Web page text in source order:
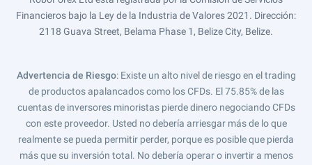
Financieros bajo la Ley de la Industria de Valores 2021. Dirección:
2118 Guava Street, Belama Phase 1, Belize City, Belize.
Advertencia de Riesgo: Existe un alto nivel de riesgo en el trading
de productos apalancados como los CFDs. El 75.85% de las
cuentas de inversores minoristas pierde dinero negociando CFDs
con este proveedor. Usted no debería arriesgar más de lo que
realmente se pueda permitir perder, porque es posible que pierda
más que su inversión total. No debería operar o invertir a menos